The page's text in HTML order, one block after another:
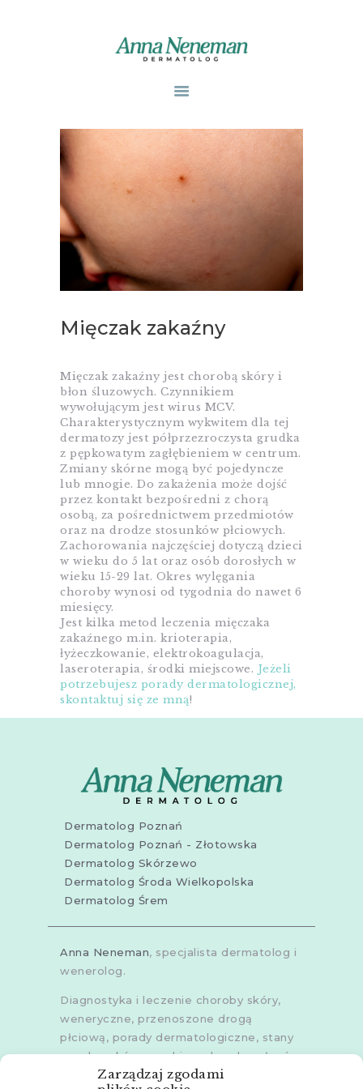
Zarządzaj zgodami
PUBLIKACJE
ZABIEGI
O MNIE
GABINETY
WPISY
KONTAKT
Mięczak zakaźny
Mięczak zakaźny jest chorobą skóry i
błon śluzowych. Czynnikiem
wywołującym jest wirus MCV.
Charakterystycznym wykwitem dla tej
dermatozy jest półprzezroczysta grudka
z pępkowatym zagłębieniem w centrum.
Zmiany skórne mogą być pojedyncze
lub mnogie. Do zakażenia może dojść
przez kontakt bezpośredni z chorą
osobą, za pośrednictwem przedmiotów
oraz na drodze stosunków płciowych.
Zachorowania najczęściej dotyczą dzieci
w wieku do 5 lat oraz osób dorosłych w
wieku 15-29 lat. Okres wylęgania
choroby wynosi od tygodnia do nawet 6
miesięcy.
Jest kilka metod leczenia mięczaka
zakaźnego m.in. krioterapia,
łyżeczkowanie, elektrokoagulacja,
laseroterapia, środki miejscowe. Jeżeli
potrzebujesz porady dermatologicznej,
skontaktuj się ze mną!
Dermatolog Poznań
Dermatolog Poznań - Złotowska
Dermatolog Skórzewo
Dermatolog Środa Wielkopolska
Dermatolog Śrem
Anna Neneman, specjalista dermatolog i
wenerolog.
Diagnostyka i leczenie choroby skóry,
weneryczne, przenoszone drogą
płciową, porady dermatologiczne, stany
zapalne skóry, grzybice, choroby włosów,
dermoskopia, trichoskopia, u dorosłych i